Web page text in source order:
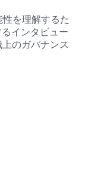
を理解するた
インタビュー
のガバナンス